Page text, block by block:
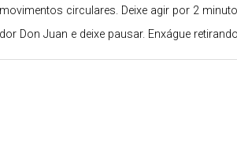
circulares. Deixe agir por 2
Don Juan e deixe pausar. Enxágue